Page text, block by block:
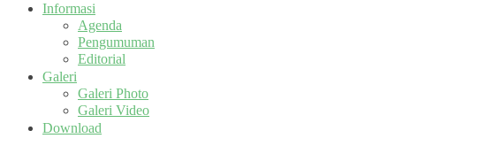
Informasi
Agenda
Pengumuman
Editorial
Galeri
Galeri Photo
Galeri Video
Download